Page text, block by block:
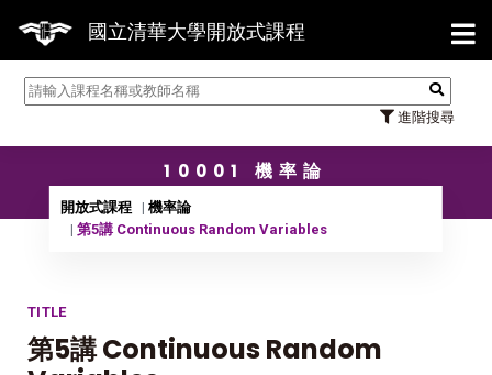
國立清華大學開放式課程
進階搜尋
【7/31】114學年度第2學
10001 機率論
開放式課程
機率論
第5講 Continuous Random Variables
TITLE
第5講 Continuous Random